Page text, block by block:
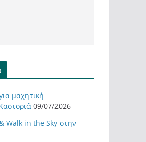
μαχητική
09/07/2026
Walk in the Sky στην